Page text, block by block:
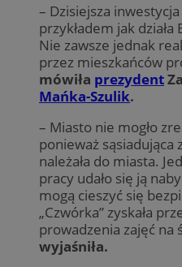
– Dzisiejsza
przykładem jak
Nie zawsze jednak
przez mieszkańców
mówiła prezydent
Mańka-Szulik.
– Miasto nie mogło
ponieważ sąsiadująca
należała do miasta.
pracy udało się ją
mogą cieszyć się
„Czwórka” zyskała
prowadzenia zajęć na
wyjaśniła.